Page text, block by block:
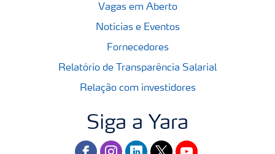
Vagas em Aberto
Notícias e Eventos
Fornecedores
Relatório de Transparência Salarial
Relação com investidores
Siga a Yara
facebookinstagram
linkedintwitteryoutube